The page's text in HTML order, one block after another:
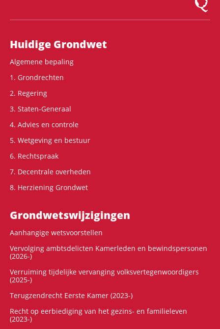
Hoofdnavigatie
Huidige Grondwet
Algemene bepaling
1. Grondrechten
2. Regering
3. Staten-Generaal
4. Advies en controle
5. Wetgeving en bestuur
6. Rechtspraak
7. Decentrale overheden
8. Herziening Grondwet
Grondwets­wijzigingen
Aanhangige wetsvoorstellen
Vervolging ambtsdelicten Kamerleden en bewindspersonen
(2026-)
Verruiming tijdelijke vervanging volksvertegenwoordigers
(2025-)
Terugzendrecht Eerste Kamer (2023-)
Recht op eerbiediging van het gezins- en familieleven
(2023-)